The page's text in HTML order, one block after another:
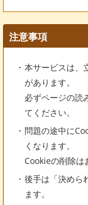
注意事項
本サービスは、
があります。
必ずページの読
てください。
問題の途中に
くなります。
Cookieの削除は
後手は「決めら
ます。